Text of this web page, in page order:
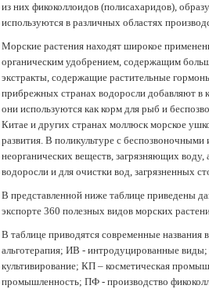
из них фикоколлоидов (полисахаридов),
используются в различных областях
Морские растения находят широкое
органическим удобрением, содержащим
экстракты, содержащие растительные
прибрежных странах водоросли добавляют в
они используются как корм для рыб и
Китае и других странах моллюск морское
развития. В поликультуре с
неорганических веществ, загрязняющих
водоросли и для очистки вод, загрязненных
В представленной ниже таблице приведены
экспорте 360 полезных видов морских
В таблице приводятся современные
альготерапия; ИВ - интродуцированные
культивирование; КП – косметическая
промышленность; ПФ - производство